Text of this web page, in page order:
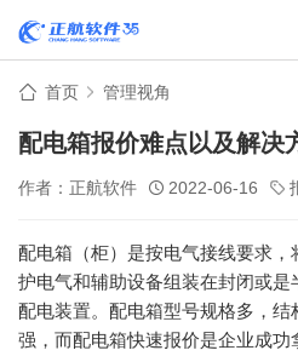
首页 管理视角
配电箱报价难点以及解决
作者：正航软件 2022-06-16
配电箱（柜）是按电气接线要求
护电气和辅助设备组装在封闭或
配电装置。配电箱型号规格多，
强，而配电箱快速报价是企业成